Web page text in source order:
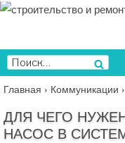
Перейти
содержимому
Искать:
Главная › Коммуникации ›
ДЛЯ ЧЕГО
НАСОС В